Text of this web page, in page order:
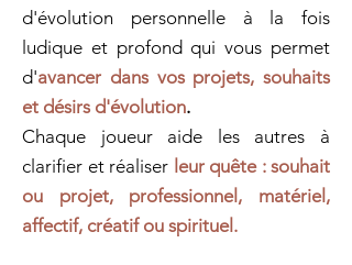
d'évolution personnelle à la fois
ludique et profond qui vous permet
d'avancer dans vos projets, souhaits
et désirs d'évolution.
Chaque joueur aide les autres à
clarifier et réaliser leur quête : souhait
ou projet, professionnel, matériel,
affectif, créatif ou spirituel.